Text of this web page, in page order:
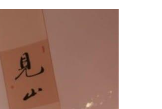
持续更新中】 2025-09-04
绮里嘉ula[62+1P／558MB]
博订阅[76P-171MB]